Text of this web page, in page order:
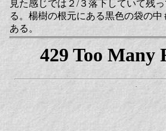
見た感じでは２/３落下していて残
る。楊樹の根元にある黒色の袋の
ある。